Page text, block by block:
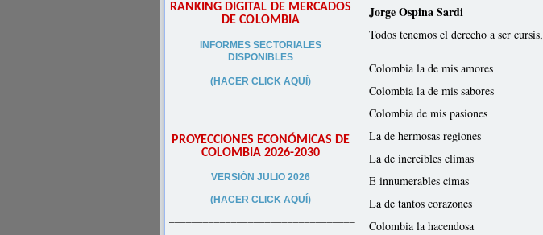
RANKING DIGITAL DE MERCADOS
DE COLOMBIA
INFORMES SECTORIALES
DISPONIBLES
(HACER CLICK AQUÍ)
–––––––––––––––––––––––––––––––––
PROYECCIONES ECONÓMICAS DE
COLOMBIA 2026-2030
VERSIÓN JULIO 2026
(HACER CLICK AQUÍ)
–––––––––––––––––––––––––––––––––
Jorge Ospina Sardi
Todos tenemos el derecho a ser
Colombia la de mis amores
Colombia la de mis sabores
Colombia de mis pasiones
La de hermosas regiones
La de increíbles climas
E innumerables cimas
La de tantos corazones
Colombia la hacendosa